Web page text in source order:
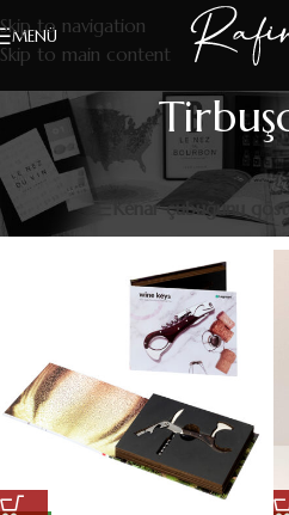
Skip to navigation
Skip to main content
MENÜ
Tirbuşonlar 29
Filters Kenar çubuğunu